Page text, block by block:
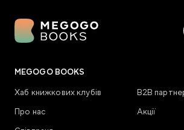
MEGOGO BOOKS
Хаб книжкових клубів
В2В
Про нас
Акції